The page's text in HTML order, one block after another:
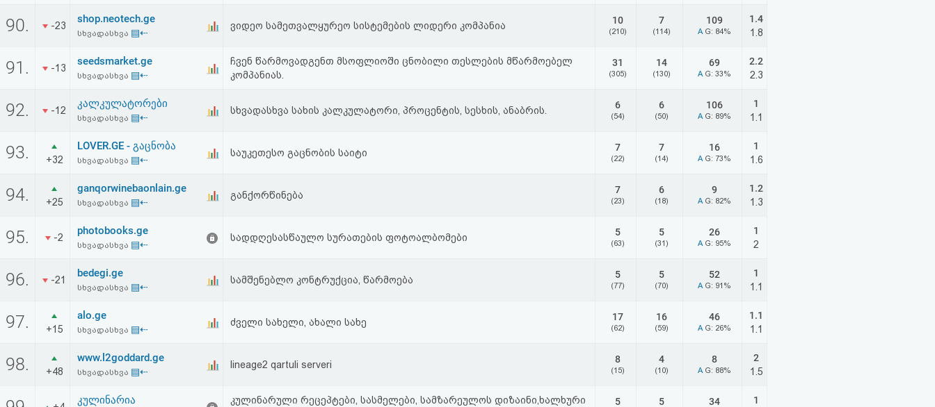
90. -23
shop.neotech.ge
სხვადასხვა ▤⇠
ვიდეო სამეთვალყურეო სისტემების ლიდერი კომპანია 10
(210)
7
(114)
109
A G: 84%
1.4
1.8
91. -13
seedsmarket.ge
სხვადასხვა ▤⇠
ჩვენ წარმოვადგენთ მსოფლიოში ცნობილი თესლების მწარმოებელ
კომპანიას.
31
(305)
14
(130)
69
A G: 33%
2.2
2.3
92. -12
კალკულატორები
სხვადასხვა ▤⇠
სხვადასხვა სახის კალკულატორი, პროცენტის, სესხის, ანაბრის. 6
(54)
6
(50)
106
A G: 89%
1
1.1
93. +32
LOVER.GE - გაცნობა
სხვადასხვა ▤⇠
საუკეთესო გაცნობის საიტი 7
(22)
7
(14)
16
A G: 73%
1
1.6
94. +25
ganqorwinebaonlain.ge
სხვადასხვა ▤⇠
განქორწინება 7
(23)
6
(18)
9
A G: 82%
1.2
1.3
95. -2
photobooks.ge
სხვადასხვა ▤⇠
სადდღესასწაულო სურათების ფოტოალბომები 5
(63)
5
(31)
26
A G: 95%
1
2
96. -21
bedegi.ge
სხვადასხვა ▤⇠
სამშენებლო კონტრუქცია, წარმოება 5
(77)
5
(70)
52
A G: 91%
1
1.1
97. +15
alo.ge
სხვადასხვა ▤⇠
ძველი სახელი, ახალი სახე 17
(62)
16
(59)
46
A G: 26%
1.1
1.1
98. +48
www.l2goddard.ge
სხვადასხვა ▤⇠
lineage2 qartuli serveri 8
(15)
4
(10)
8
A G: 88%
2
1.5
კულინარია კულინარული რეცეპტები, სასმელები, სამზარეულოს დიზაინი,ხალხური 5 5 34 1